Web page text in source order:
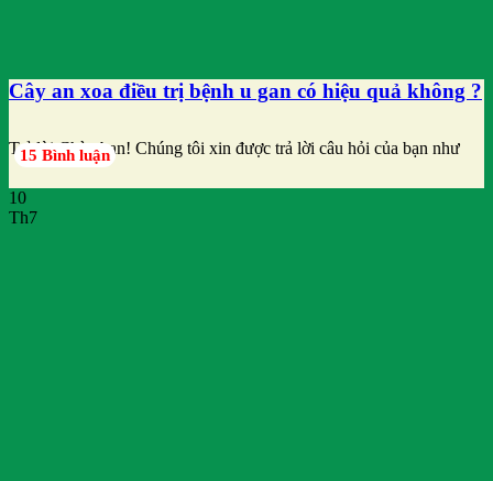
Cây an xoa điều trị bệnh u gan có hiệu quả không ?
Trả lời Chào bạn! Chúng tôi xin được trả lời câu hỏi của bạn như
15 Bình luận
10
Th7